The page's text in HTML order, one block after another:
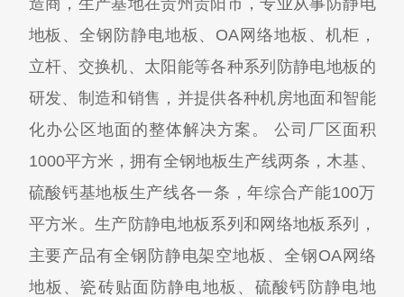
地板、全钢防静电地板、OA网络地板、机柜，
立杆、交换机、太阳能等各种系列防静电地板的
研发、制造和销售，并提供各种机房地面和智能
化办公区地面的整体解决方案。 公司厂区面积
1000平方米，拥有全钢地板生产线两条，木基、
硫酸钙基地板生产线各一条，年综合产能100万
平方米。生产防静电地板系列和网络地板系列，
主要产品有全钢防静电架空地板、全钢OA网络
地板、瓷砖贴面防静电地板、硫酸钙防静电地